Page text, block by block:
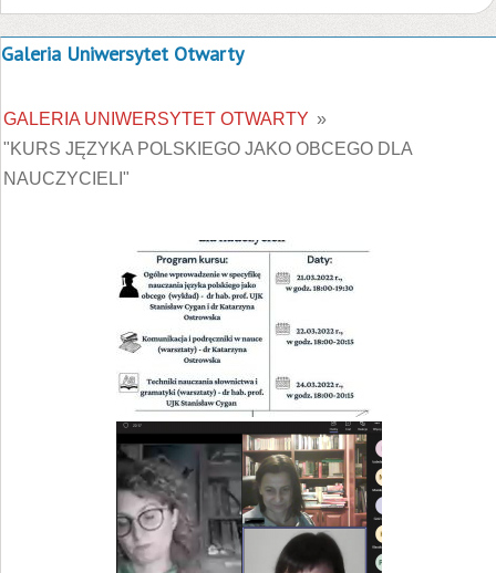
Galeria Uniwersytet Otwarty
GALERIA UNIWERSYTET OTWARTY »
"KURS JĘZYKA POLSKIEGO JAKO OBCEGO DLA
NAUCZYCIELI"